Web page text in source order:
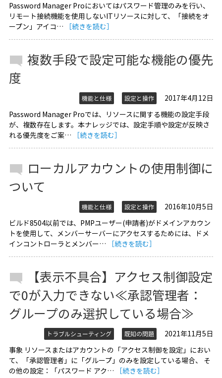
Password Manager Proにおいてはパスワード管理のみを行い、
リモート接続機能を使用しないITリソースに対して、「接続をオ
ープン」アイコ…
［続きを読む］
複数手段で設定可能な機能の優先
度
機能と仕様 設定と操作
2017年4月12日
Password Manager Proでは、リソースに関する機能の設定手段
が、複数存在します。本ナレッジでは、設定手順や設定が反映さ
れる優先度をご案…
［続きを読む］
ローカルアカウントの使用制御に
ついて
機能と仕様 設定と操作
2016年10月5日
ビルド8504以前では、PMPユーザー(申請者)がドメインアカウン
トを使用して、メンバーサーバーにアクセスするためには、ドメ
インコントローラとメンバー…
［続きを読む］
【表示不具合】アクセス制御設定
で0が入力できない≪承認管理者：
グループのみ選択している場合≫
トラブルシューティング 既知の問題
2021年11月5日
事象 リソースまたはアカウントの「アクセス制御を設定」におい
て、「承認管理者」に「グループ」のみを設定している場合、 そ
の他の設定：「パスワード アク…
［続きを読む］